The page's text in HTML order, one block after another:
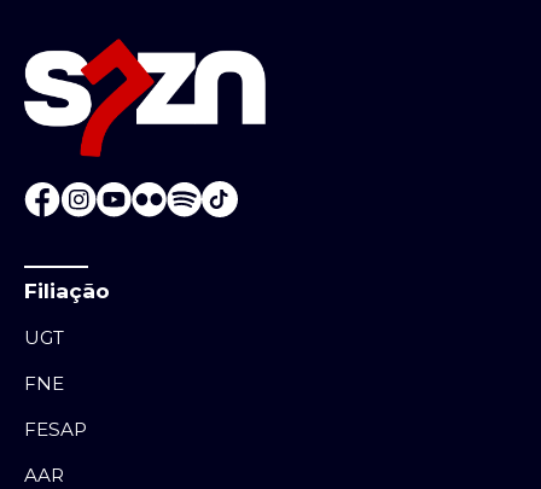
Filiação
UGT
FNE
FESAP
AAR